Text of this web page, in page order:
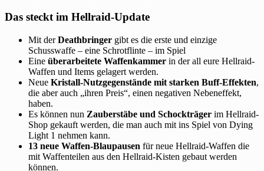
Das steckt im Hellraid-Update
Mit derDeathbringer gibt es die erste und einzige
Schusswaffe – eine Schrotflinte – im Spiel
Eine überarbeitete Waffenkammer in der all eure Hellraid-
Waffen und Items gelagert werden.
Neue Kristall-Nutzgegenstände mit starken Buff-Effekten,
die aber auch „ihren Preis“, einen negativen Nebeneffekt,
haben.
Es können nun Zauberstäbe und Schockträger im Hellraid-
Shop gekauft werden, die man auch mit ins Spiel von Dying
Light 1 nehmen kann.
13 neue Waffen-Blaupausen für neue Hellraid-Waffen die
mit Waffenteilen aus den Hellraid-Kisten gebaut werden
können.